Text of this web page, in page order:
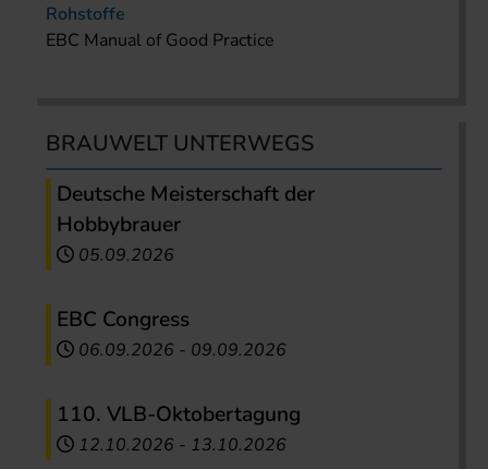
Rohstoffe
EBC Manual of Good Practice
BRAUWELT UNTERWEGS
Deutsche Meisterschaft der
Hobbybrauer
05.09.2026
EBC Congress
06.09.2026 - 09.09.2026
110. VLB-Oktobertagung
12.10.2026 - 13.10.2026